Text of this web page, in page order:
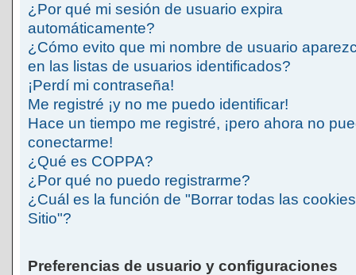
¿Por qué mi sesión de usuario expira
automáticamente?
¿Cómo evito que mi nombre de usuario
en las listas de usuarios identificados?
¡Perdí mi contraseña!
Me registré ¡y no me puedo identificar!
Hace un tiempo me registré, ¡pero ahora no
conectarme!
¿Qué es COPPA?
¿Por qué no puedo registrarme?
¿Cuál es la función de "Borrar todas las
Sitio"?
Preferencias de usuario y configuraciones